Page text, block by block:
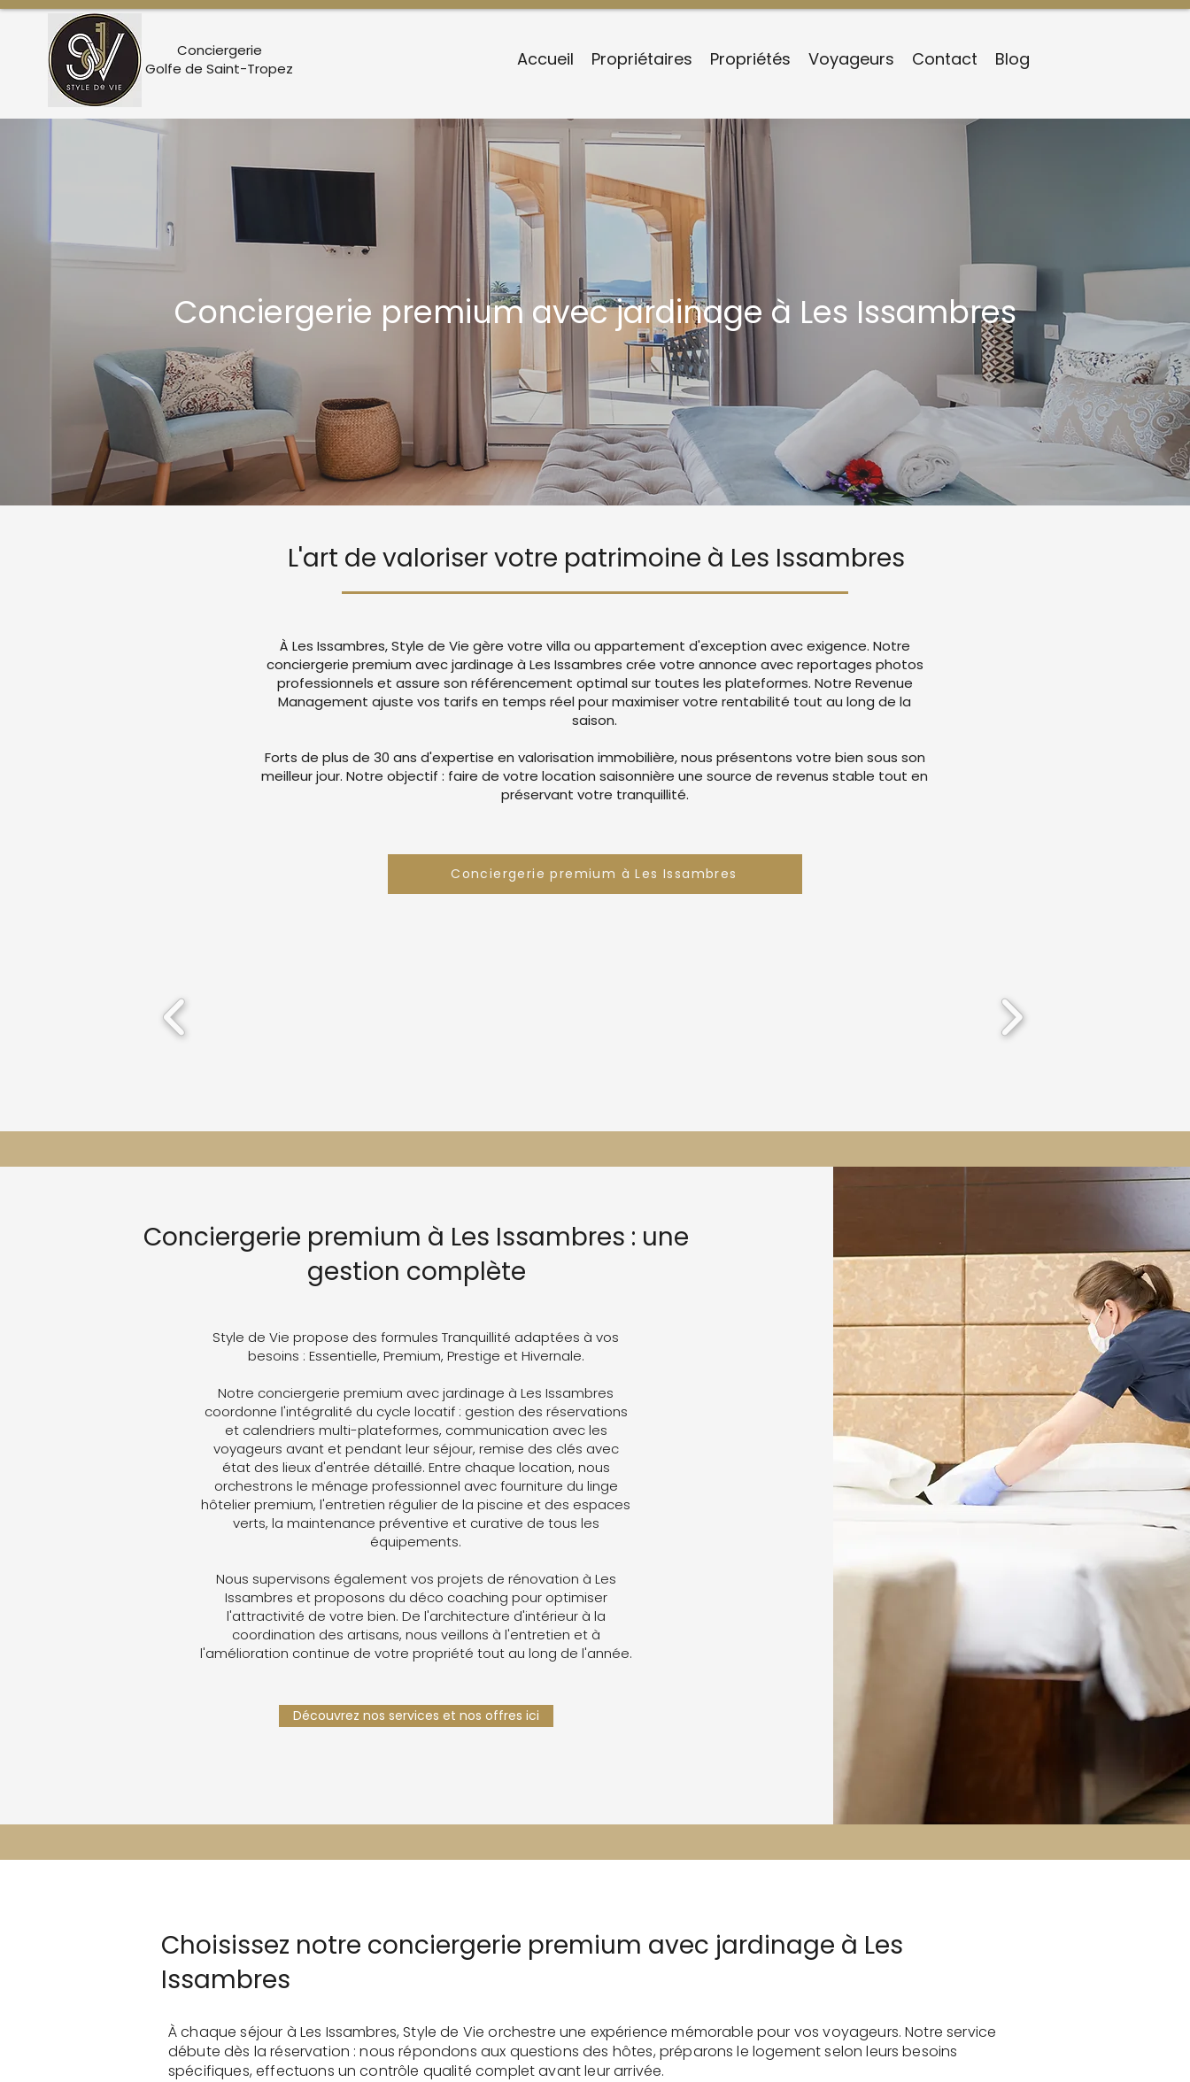
Conciergerie
Golfe de Saint-Tropez
Accueil Propriétaires Propriétés Voyageurs Contact Blog
Conciergerie premium avec jardinage à Les Issambres
L'art de valoriser votre patrimoine à Les Issambres
À Les Issambres, Style de Vie gère votre villa ou appartement d'exception avec exigence. Notre
conciergerie premium avec jardinage à Les Issambres crée votre annonce avec reportages photos
professionnels et assure son référencement optimal sur toutes les plateformes. Notre Revenue
Management ajuste vos tarifs en temps réel pour maximiser votre rentabilité tout au long de la
saison.
Forts de plus de 30 ans d'expertise en valorisation immobilière, nous présentons votre bien sous son
meilleur jour. Notre objectif : faire de votre location saisonnière une source de revenus stable tout en
préservant votre tranquillité.
Conciergerie premium à Les Issambres
Conciergerie premium à Les Issambres : une
gestion complète
Style de Vie propose des formules Tranquillité adaptées à vos
besoins : Essentielle, Premium, Prestige et Hivernale.
Notre conciergerie premium avec jardinage à Les Issambres
coordonne l'intégralité du cycle locatif : gestion des réservations
et calendriers multi-plateformes, communication avec les
voyageurs avant et pendant leur séjour, remise des clés avec
état des lieux d'entrée détaillé. Entre chaque location, nous
orchestrons le ménage professionnel avec fourniture du linge
hôtelier premium, l'entretien régulier de la piscine et des espaces
verts, la maintenance préventive et curative de tous les
équipements.
Nous supervisons également vos projets de rénovation à Les
Issambres et proposons du déco coaching pour optimiser
l'attractivité de votre bien. De l'architecture d'intérieur à la
coordination des artisans, nous veillons à l'entretien et à
l'amélioration continue de votre propriété tout au long de l'année.
Découvrez nos services et nos offres ici
Choisissez notre conciergerie premium avec jardinage à Les
Issambres
À chaque séjour à Les Issambres, Style de Vie orchestre une expérience mémorable pour vos voyageurs. Notre service
débute dès la réservation : nous répondons aux questions des hôtes, préparons le logement selon leurs besoins
spécifiques, effectuons un contrôle qualité complet avant leur arrivée.